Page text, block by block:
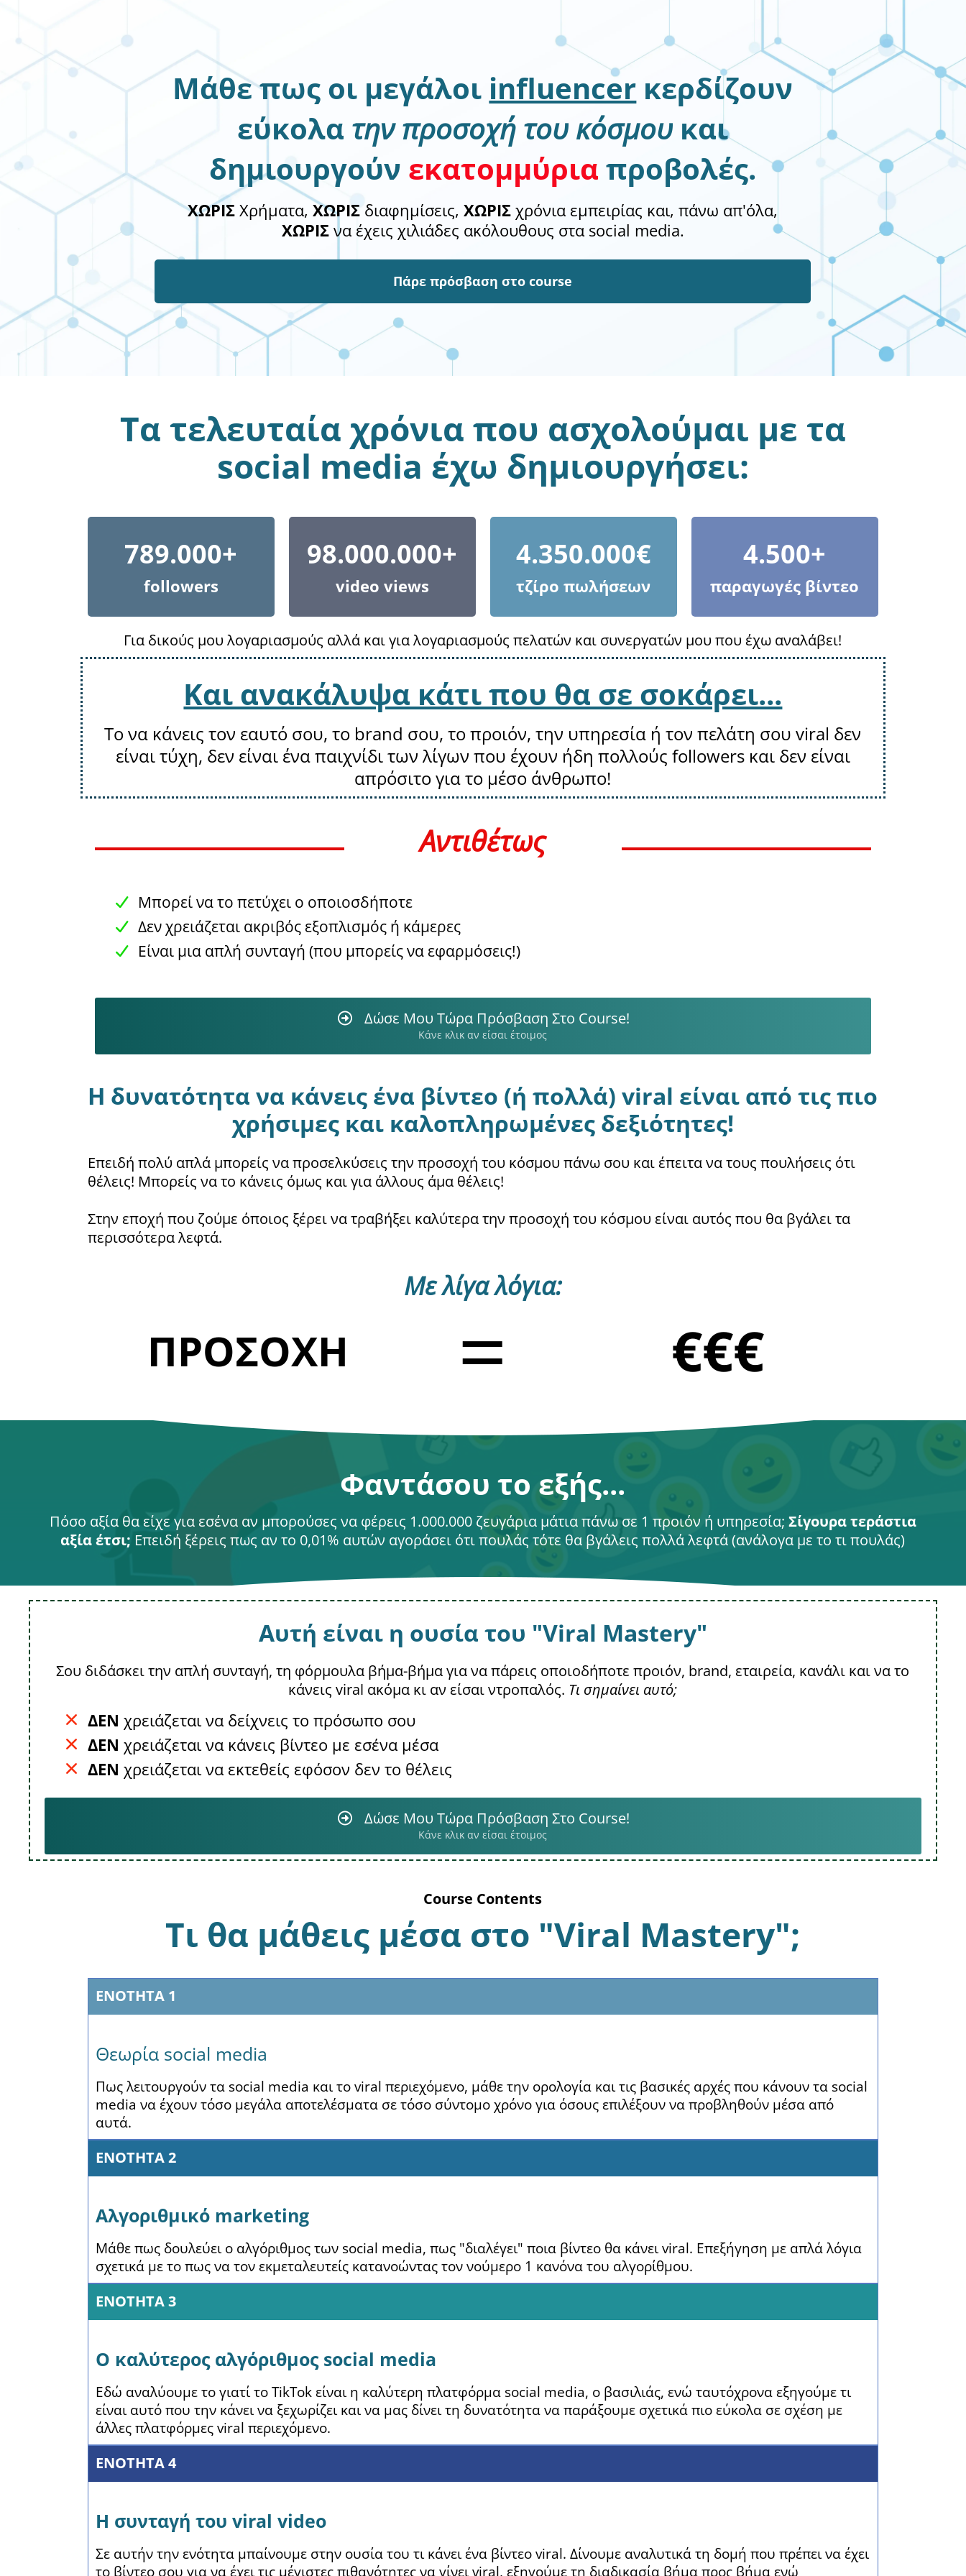
Μάθε πως οι μεγάλοι influencer κερδίζουν
εύκολα την προσοχή του κόσμου και
δημιουργούν εκατομμύρια προβολές.
ΧΩΡΙΣ Χρήματα,ΧΩΡΙΣ διαφημίσεις,ΧΩΡΙΣ χρόνια εμπειρίας και, πάνω απ'όλα,
ΧΩΡΙΣνα έχεις χιλιάδες ακόλουθους στα social media.
Πάρε πρόσβαση στο course
Τα τελευταία χρόνια που ασχολούμαι με τα
social media έχω δημιουργήσει:
789.000+
followers
98.000.000+
video views
4.350.000€
τζίρο πωλήσεων
4.500+
παραγωγές βίντεο
Για δικούς μου λογαριασμούς αλλά και για λογαριασμούς πελατών και συνεργατών μου που έχω αναλάβει!
Και ανακάλυψα κάτι που θα σε σοκάρει...
Το να κάνεις τον εαυτό σου, το brand σου, το προιόν, την υπηρεσία ή τον πελάτη σου viral δεν
είναι τύχη, δεν είναι ένα παιχνίδι των λίγων που έχουν ήδη πολλούς followers και δεν είναι
απρόσιτο για το μέσο άνθρωπο!
Αντιθέτως
Μπορεί να το πετύχει ο οποιοσδήποτε
Δεν χρειάζεται ακριβός εξοπλισμός ή κάμερες
Είναι μια απλή συνταγή (που μπορείς να εφαρμόσεις!)
Δώσε Μου Τώρα Πρόσβαση Στο Course!
Κάνε κλικ αν είσαι έτοιμος
Η δυνατότητα να κάνεις ένα βίντεο (ή πολλά) viral είναι από τις πιο
χρήσιμες και καλοπληρωμένες δεξιότητες!
Επειδή πολύ απλά μπορείς να προσελκύσεις την προσοχή του κόσμου πάνω σου και έπειτα να τους πουλήσεις ότι
θέλεις! Μπορείς να το κάνεις όμως και για άλλους άμα θέλεις!
Στην εποχή που ζούμε όποιος ξέρει να τραβήξει καλύτερα την προσοχή του κόσμου είναι αυτός που θα βγάλει τα
περισσότερα λεφτά.
Με λίγα λόγια:
ΠΡΟΣΟΧΗ = €€€
Φαντάσου το εξής...
Πόσο αξία θα είχε για εσένα αν μπορούσες να φέρεις 1.000.000 ζευγάρια μάτια πάνω σε 1 προιόν ή υπηρεσία; Σίγουρα τεράστια
αξία έτσι; Επειδή ξέρεις πως αν το 0,01% αυτών αγοράσει ότι πουλάς τότε θα βγάλεις πολλά λεφτά (ανάλογα με το τι πουλάς)
Αυτή είναι η ουσία του "Viral Mastery"
Σου διδάσκει την απλή συνταγή, τη φόρμουλα βήμα-βήμα για να πάρεις οποιοδήποτε προιόν, brand, εταιρεία, κανάλι και να το
κάνεις viral ακόμα κι αν είσαι ντροπαλός. Τι σημαίνει αυτό;
ΔΕΝ χρειάζεται να δείχνεις το πρόσωπο σου
ΔΕΝ χρειάζεται να κάνεις βίντεο με εσένα μέσα
ΔΕΝ χρειάζεται να εκτεθείς εφόσον δεν το θέλεις
Δώσε Μου Τώρα Πρόσβαση Στο Course!
Κάνε κλικ αν είσαι έτοιμος
Course Contents
Τι θα μάθεις μέσα στο "Viral Mastery";
ΕΝΟΤΗΤΑ 1
Θεωρία social media
Πως λειτουργούν τα social media και το viral περιεχόμενο, μάθε την ορολογία και τις βασικές αρχές που κάνουν τα social
media να έχουν τόσο μεγάλα αποτελέσματα σε τόσο σύντομο χρόνο για όσους επιλέξουν να προβληθούν μέσα από
αυτά.
ΕΝΟΤΗΤΑ 2
Αλγοριθμικό marketing
Μάθε πως δουλεύει ο αλγόριθμος των social media, πως "διαλέγει" ποια βίντεο θα κάνει viral. Επεξήγηση με απλά λόγια
σχετικά με το πως να τον εκμεταλευτείς κατανοώντας τον νούμερο 1 κανόνα του αλγορίθμου.
ΕΝΟΤΗΤΑ 3
Ο καλύτερος αλγόριθμος social media
Εδώ αναλύουμε το γιατί το TikTok είναι η καλύτερη πλατφόρμα social media, ο βασιλιάς, ενώ ταυτόχρονα εξηγούμε τι
είναι αυτό που την κάνει να ξεχωρίζει και να μας δίνει τη δυνατότητα να παράξουμε σχετικά πιο εύκολα σε σχέση με
άλλες πλατφόρμες viral περιεχόμενο.
ΕΝΟΤΗΤΑ 4
Η συνταγή του viral video
Σε αυτήν την ενότητα μπαίνουμε στην ουσία του τι κάνει ένα βίντεο viral. Δίνουμε αναλυτικά τη δομή που πρέπει να έχει
το βίντεο σου για να έχει τις μέγιστες πιθανότητες να γίνει viral, εξηγούμε τη διαδικασία βήμα προς βήμα ενώ